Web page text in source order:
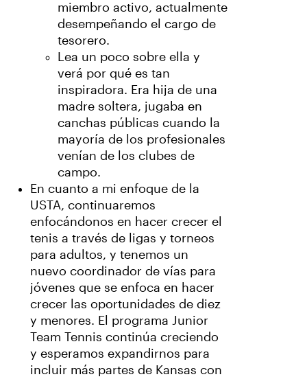
miembro activo, actualmente
desempeñando el cargo de
tesorero.
Lea un poco sobre ella y
verá por qué es tan
inspiradora. Era hija de una
madre soltera, jugaba en
canchas públicas cuando la
mayoría de los profesionales
venían de los clubes de
campo.
En cuanto a mi enfoque de la
USTA, continuaremos
enfocándonos en hacer crecer el
tenis a través de ligas y torneos
para adultos, y tenemos un
nuevo coordinador de vías para
jóvenes que se enfoca en hacer
crecer las oportunidades de diez
y menores. El programa Junior
Team Tennis continúa creciendo
y esperamos expandirnos para
incluir más partes de Kansas con